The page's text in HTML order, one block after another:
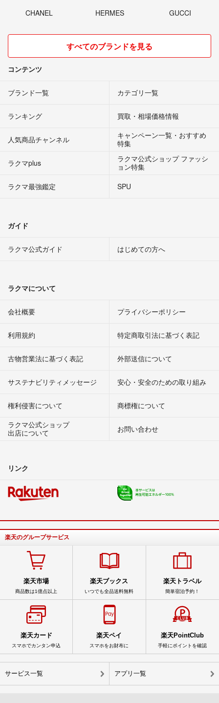
CHANEL HERMES GUCCI
すべてのブランドを見る
コンテンツ
ブランド一覧 カテゴリ一覧
ランキング 買取・相場価格情報
人気商品チャンネル
キャンペーン一覧・おすすめ
特集
ラクマplus
ラクマ公式ショップ ファッシ
ョン特集
ラクマ最強鑑定
SPU
ガイド
ラクマ公式ガイド はじめての方へ
ラクマについて
会社概要 プライバシーポリシー
利用規約 特定商取引法に基づく表記
古物営業法に基づく表記 外部送信について
サステナビリティメッセージ 安心・安全のための取り組み
権利侵害について
商標権について
ラクマ公式ショップ
出店について
お問い合わせ
リンク
楽天のグループサービス
楽天市場
商品数は1億点以上
楽天ブックス
いつでも全品送料無料
楽天トラベル
簡単宿泊予約！
楽天カード
スマホでカンタン申込
楽天ペイ
スマホをお財布に
楽天PointClub
手軽にポイントを確認
サービス一覧 アプリ一覧